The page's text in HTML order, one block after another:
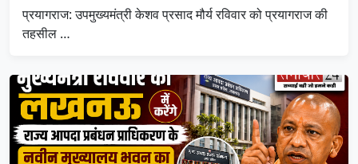
प्रयागराज: उपमुख्यमंत्री केशव प्रसाद मौर्य रविवार को प्रयागराज की
तहसील …